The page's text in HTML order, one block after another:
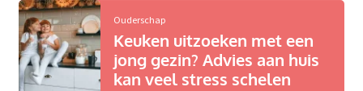
Ouderschap
Keuken uitzoeken met een
jong gezin? Advies aan huis
kan veel stress schelen